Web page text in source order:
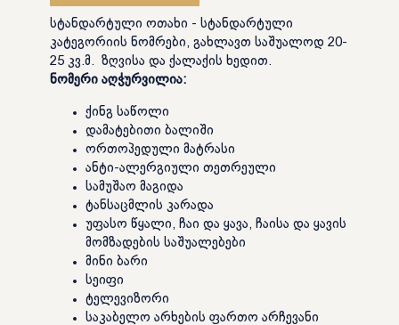
სტანდარტული ოთახი - სტანდარტული
კატეგორიის ნომრები, გახლავთ საშუალოდ 20-
25 კვ.მ. ზღვისა და ქალაქის ხედით.
ნომერი აღჭურვილია:
ქინგ საწოლი
დამატებითი ბალიში
ორთოპედული მატრასი
ანტი-ალერგიული თეთრეული
სამუშაო მაგიდა
ტანსაცმლის კარადა
უფასო წყალი, ჩაი და ყავა, ჩაისა და ყავის
მომზადების საშუალებები
მინი ბარი
სეიფი
ტელევიზორი
საკაბელო არხების ფართო არჩევანი